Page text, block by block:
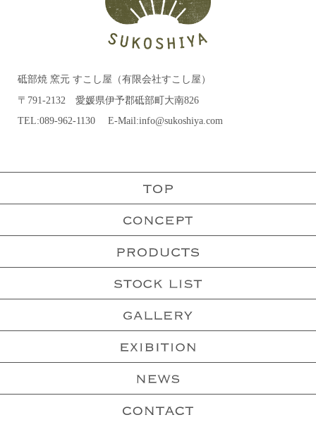
砥部焼 窯元 すこし屋（有限会社すこし屋）
〒791-2132 愛媛県伊予郡砥部町大南826
TEL:089-962-1130 E-Mail:info@sukoshiya.com